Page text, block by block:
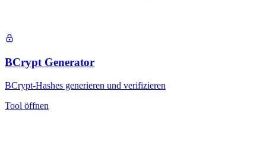
BCrypt Generator
BCrypt-Hashes generieren und verifizieren
Tool öffnen